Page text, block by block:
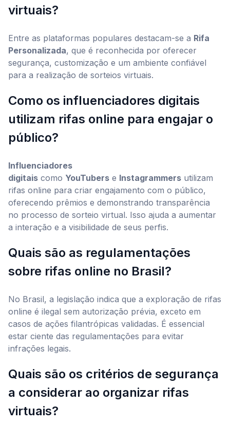
virtuais?
Entre as plataformas populares destacam-se a Rifa
Personalizada, que é reconhecida por oferecer
segurança, customização e um ambiente confiável
para a realização de sorteios virtuais.
Como os influenciadores digitais
utilizam rifas online para engajar o
público?
Influenciadores
digitais como YouTubers e Instagrammers utilizam
rifas online para criar engajamento com o público,
oferecendo prêmios e demonstrando transparência
no processo de sorteio virtual. Isso ajuda a aumentar
a interação e a visibilidade de seus perfis.
Quais são as regulamentações
sobre rifas online no Brasil?
No Brasil, a legislação indica que a exploração de rifas
online é ilegal sem autorização prévia, exceto em
casos de ações filantrópicas validadas. É essencial
estar ciente das regulamentações para evitar
infrações legais.
Quais são os critérios de segurança
a considerar ao organizar rifas
virtuais?